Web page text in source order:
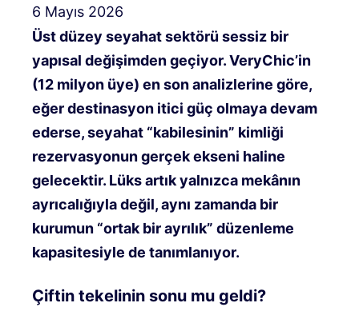
6 Mayıs 2026
Üst düzey seyahat sektörü sessiz bir
yapısal değişimden geçiyor. VeryChic’in
(12 milyon üye) en son analizlerine göre,
eğer destinasyon itici güç olmaya devam
ederse, seyahat “kabilesinin” kimliği
rezervasyonun gerçek ekseni haline
gelecektir. Lüks artık yalnızca mekânın
ayrıcalığıyla değil, aynı zamanda bir
kurumun “ortak bir ayrılık” düzenleme
kapasitesiyle de tanımlanıyor.
Çiftin tekelinin sonu mu geldi?